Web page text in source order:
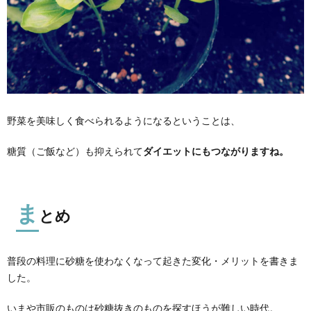
野菜を美味しく食べられるようになるということは、
糖質（ご飯など）も抑えられてダイエットにもつながりますね。
ま とめ
普段の料理に砂糖を使わなくなって起きた変化・メリットを書きま
した。
いまや市販のものは砂糖抜きのものを探すほうが難しい時代。